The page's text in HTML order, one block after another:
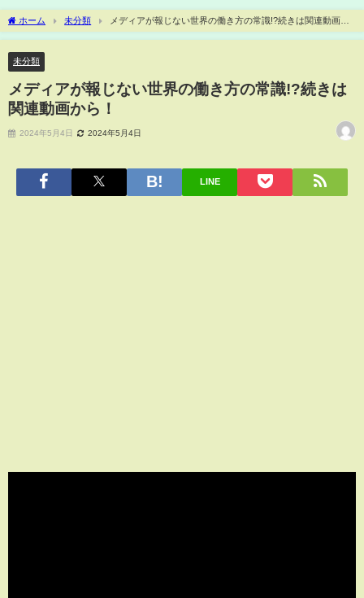
ホーム 未分類
メディアが報じない世界の働き方の常識!?続きは関連動画か
ら！
未分類
メディアが報じない世界の働き方の常識!?続きは
関連動画から！
2024年5月4日 2024年5月4日
LINE